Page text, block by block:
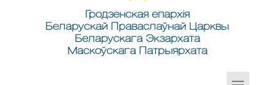
Гродзенская епархія
Беларускай Праваслаўнай Царквы
Беларускага Экзархата
Маскоўскага Патрыярхата